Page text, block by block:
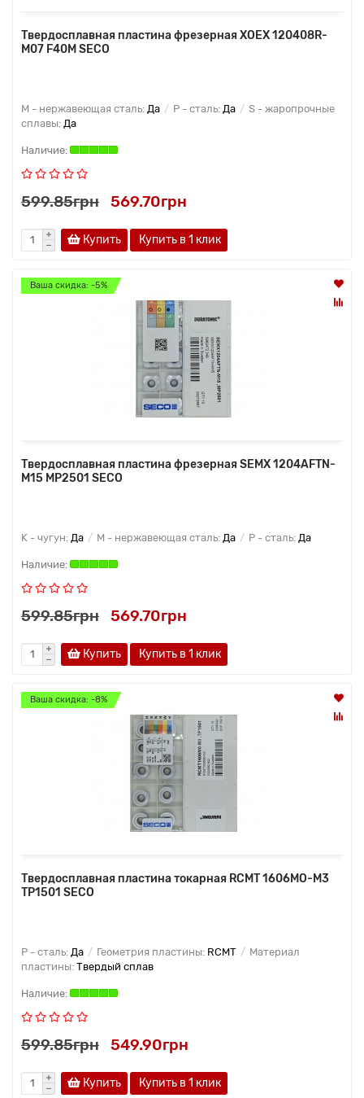
Твердосплавная пластина фрезерная XOEX 120408R-
M07 F40M SECO
M - нержавеющая сталь: Да P - сталь: Да
S - жаропрочные
сплавы: Да
599.85грн 569.70грн
Купить Купить в 1 клик
Ваша скидка: -5%
Твердосплавная пластина фрезерная SEMX 1204AFTN-
M15 MP2501 SECO
K - чугун: Да M - нержавеющая сталь: Да P - сталь: Да
599.85грн 569.70грн
Купить Купить в 1 клик
Ваша скидка: -8%
Твердосплавная пластина токарная RCMT 1606MO-M3
TP1501 SECO
P - сталь: Да Геометрия пластины: RCMT
Материал
пластины: Твердый сплав
599.85грн 549.90грн
Купить Купить в 1 клик